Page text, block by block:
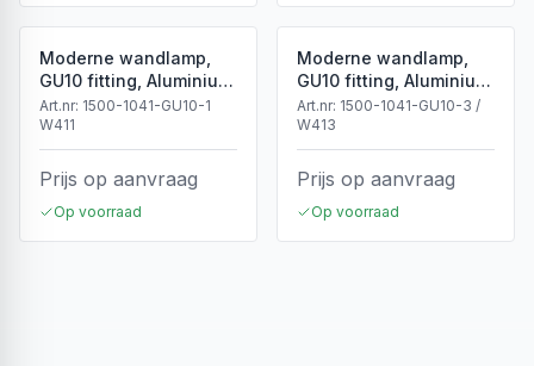
Moderne wandlamp,
GU10 fitting, Aluminium,
IP65, Wit
Art.nr: 1500-1041-GU10-1
W411
Prijs op aanvraag
Op voorraad
Moderne wandlamp,
GU10 fitting, Aluminium,
IP65, Zwart
Art.nr: 1500-1041-GU10-3 /
W413
Prijs op aanvraag
Op voorraad